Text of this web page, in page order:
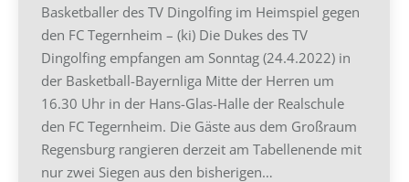
Basketballer des TV Dingolfing im Heimspiel gegen
den FC Tegernheim – (ki) Die Dukes des TV
Dingolfing empfangen am Sonntag (24.4.2022) in
der Basketball-Bayernliga Mitte der Herren um
16.30 Uhr in der Hans-Glas-Halle der Realschule
den FC Tegernheim. Die Gäste aus dem Großraum
Regensburg rangieren derzeit am Tabellenende mit
nur zwei Siegen aus den bisherigen…